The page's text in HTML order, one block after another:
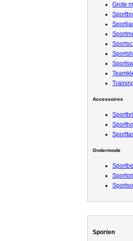
Grote
Accessoires
Ondermode
Sporten